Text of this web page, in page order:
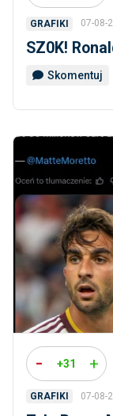
GRAFIKI 07-08-
SZ0K!
Skomentuj
- +31 +
GRAFIKI 07-08-